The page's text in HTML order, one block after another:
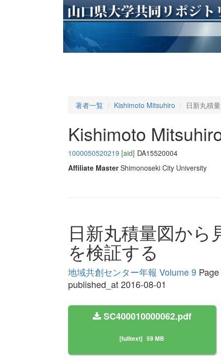
著者一覧 Kishimoto Mitsuhiro 日新丸積
Kishimoto
1000050520219 [aid] DA15520004
Affiliate Master Shimonoseki City University
日新丸積量図から
を検証する
地域共創センター年報 Volume 9
published_at 2016-08-01
SC400010000062.pdf
[fulltext] 59 MB